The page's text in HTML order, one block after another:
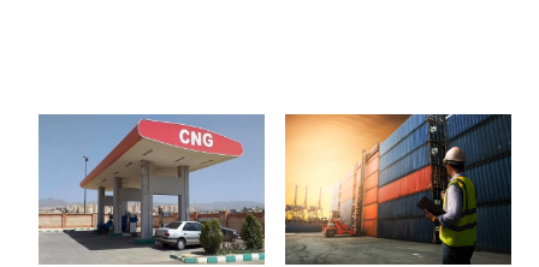
05 Mordad 1405 - 20:32
05 Mordad 1405 - 20:12